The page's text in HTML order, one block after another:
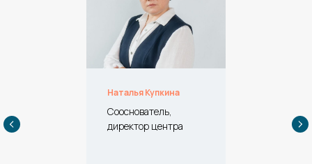
Наталья Купкина
Сооснователь,
директор центра